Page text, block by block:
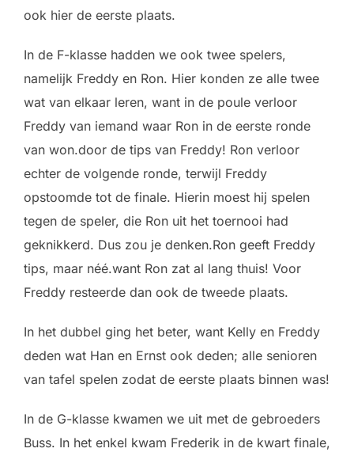
ook hier de eerste plaats.
In de F-klasse hadden we ook twee spelers,
namelijk Freddy en Ron. Hier konden ze alle twee
wat van elkaar leren, want in de poule verloor
Freddy van iemand waar Ron in de eerste ronde
van won.door de tips van Freddy! Ron verloor
echter de volgende ronde, terwijl Freddy
opstoomde tot de finale. Hierin moest hij spelen
tegen de speler, die Ron uit het toernooi had
geknikkerd. Dus zou je denken.Ron geeft Freddy
tips, maar néé.want Ron zat al lang thuis! Voor
Freddy resteerde dan ook de tweede plaats.
In het dubbel ging het beter, want Kelly en Freddy
deden wat Han en Ernst ook deden; alle senioren
van tafel spelen zodat de eerste plaats binnen was!
In de G-klasse kwamen we uit met de gebroeders
Buss. In het enkel kwam Frederik in de kwart finale,